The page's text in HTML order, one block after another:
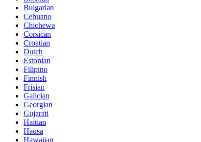
Bulgarian
Cebuano
Chichewa
Corsican
Croatian
Dutch
Estonian
Filipino
Finnish
Frisian
Galician
Georgian
Gujarati
Haitian
Hausa
Hawaiian